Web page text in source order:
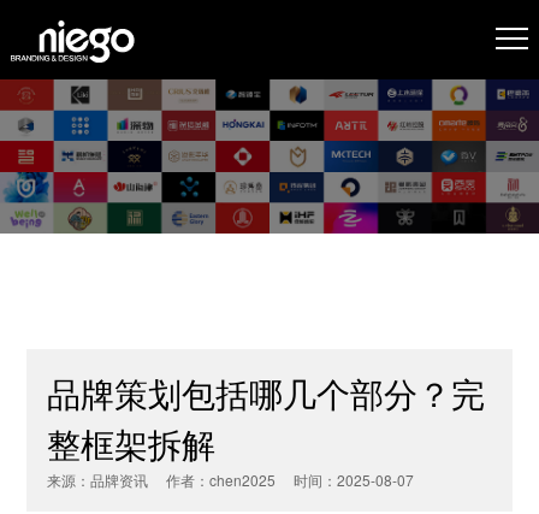
品牌策划包括哪几个部分？完
整框架拆解
来源：品牌资讯 作者：chen2025 时间：2025-08-07